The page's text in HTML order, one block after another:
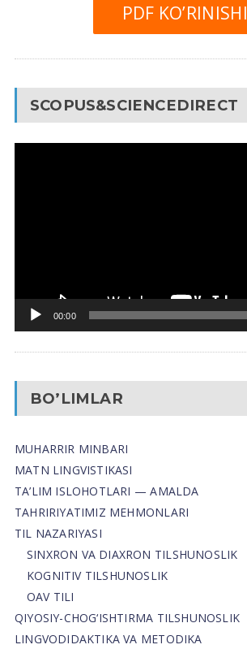
PDF KO’RINISHI
SCOPUS&SCIENCEDIRECT
00:00
BO’LIMLAR
MUHARRIR MINBARI
MATN LINGVISTIKASI
TA’LIM ISLOHOTLARI — AMALDA
TAHRIRIYATIMIZ MEHMONLARI
TIL NAZARIYASI
SINXRON VA DIAXRON TILSHUNOSLIK
KOGNITIV TILSHUNOSLIK
OAV TILI
QIYOSIY-CHOG‘ISHTIRMA TILSHUNOSLIK
LINGVODIDAKTIKA VA METODIKA